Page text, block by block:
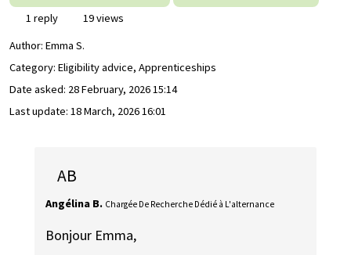
1 reply
19 views
Author: Emma S.
Category: Eligibility advice, Apprenticeships
Date asked: 28 February, 2026 15:14
Last update: 18 March, 2026 16:01
AB
Angélina B. Chargée De Recherche Dédié à L'alternance
Bonjour Emma,